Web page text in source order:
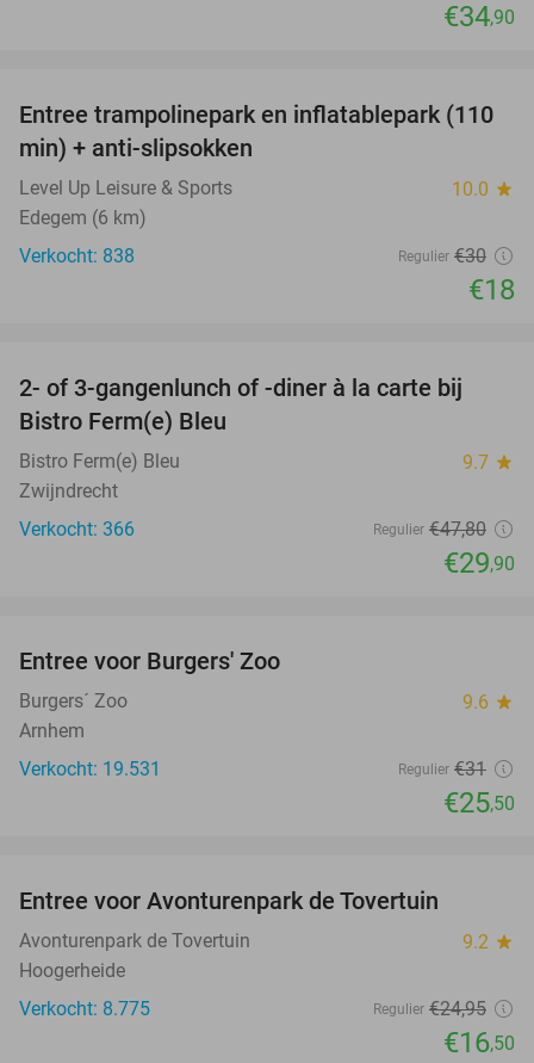
€34,90
40%
Entree trampolinepark en inflatablepark (110
min) + anti-slipsokken
Level Up Leisure & Sports 10.0 star
Edegem (6 km)
Verkocht: 838
Regulier €30
€18
37%
2- of 3-gangenlunch of -diner à la carte bij
Bistro Ferm(e) Bleu
Bistro Ferm(e) Bleu 9.7 star
Zwijndrecht
Verkocht: 366
Regulier €47,80
€29,90
Entree voor Burgers' Zoo
Burgers´ Zoo 9.6 star
Arnhem
Verkocht: 19.531
Regulier €31
€25,50
Entree voor Avonturenpark de Tovertuin
Avonturenpark de Tovertuin 9.2 star
Hoogerheide
Verkocht: 8.775
Regulier €24,95
€16,50